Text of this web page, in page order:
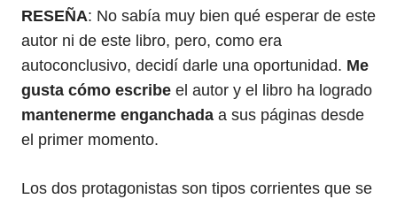
RESEÑA: No sabía muy bien qué esperar de este
autor ni de este libro, pero, como era
autoconclusivo, decidí darle una oportunidad. Me
gusta cómo escribe el autor y el libro ha logrado
mantenerme enganchada a sus páginas desde
el primer momento.
Los dos protagonistas son tipos corrientes que se